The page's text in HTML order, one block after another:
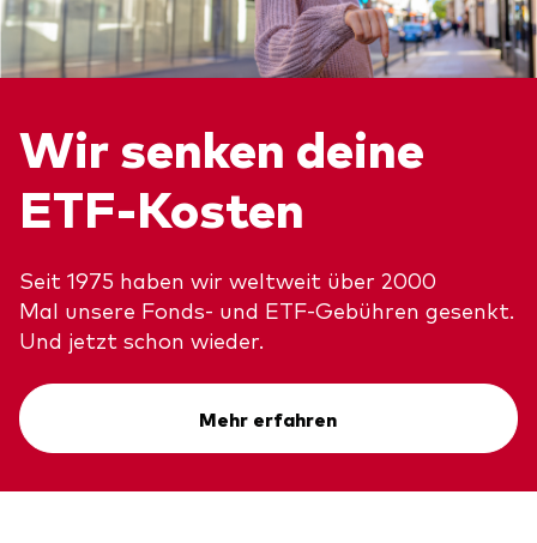
Wir senken deine
ETF-Kosten
Seit 1975 haben wir weltweit über 2000
Mal unsere Fonds- und ETF-Gebühren gesenkt.
Und jetzt schon wieder.​
Mehr erfahren